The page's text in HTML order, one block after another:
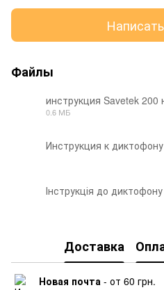
Файлы
инструкция Savetek 200
0.6 МБ
Инструкция к
Інструкція до
Доставка
Новая почта - от 60 грн.